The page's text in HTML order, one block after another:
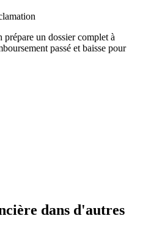
un dossier complet à
passé et baisse pour
dans d'autres